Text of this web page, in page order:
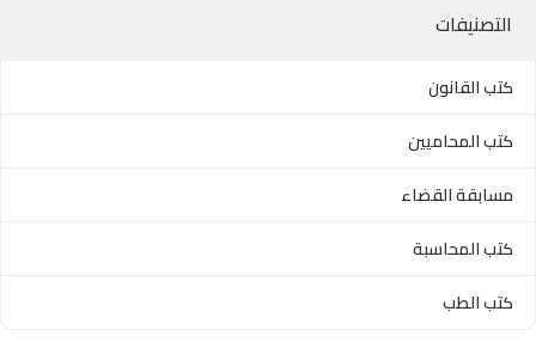
التصنيفات
كتب القانون
كتب المحاميين
مسابقة القضاء
كتب المحاسبة
كتب الطب